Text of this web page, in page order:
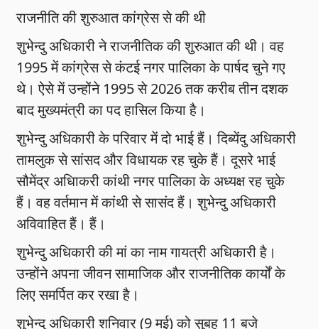
राजनीति की शुरुआत कांग्रेस से की थी
शुभेन्दु अधिकारी ने राजनीतिक की शुरुआत की थी। वह
1995 में कांग्रेस से कंटई नगर पालिका के पार्षद चुने गए
थे। ऐसे में उन्होंने 1995 से 2026 तक करीब तीन दशक
बाद मुख्यमंत्री का पद हासिल किया है।
शुभेन्दु अधिकारी के परिवार में दो भाई हैं। दिब्येंदु अधिकारी
तामलुक से सांसद और विधायक रह चुके हैं। दूसरे भाई
सौमेंद्र अधिाकरी कांथी नगर पालिका के अध्यक्ष रह चुके
हैं। वह वर्तमान में कांथी से सासंद हैं। शुभेन्दु अधिकारी
अविवाहित हैं। हैं।
शुभेन्दु अधिकारी की मां का नाम गायत्री अधिकारी है।
उन्होंने अपना जीवन सामाजिक और राजनीतिक कार्यों के
लिए समर्पित कर रखा है।
शुभेन्दु अधिकारी शनिवार (9 मई) को सुबह 11 बजे